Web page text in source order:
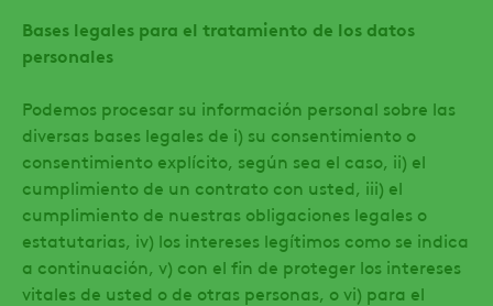
Bases legales para el tratamiento de los datos
personales
Podemos procesar su información personal sobre las
diversas bases legales de i) su consentimiento o
consentimiento explícito, según sea el caso, ii) el
cumplimiento de un contrato con usted, iii) el
cumplimiento de nuestras obligaciones legales o
estatutarias, iv) los intereses legítimos como se indica
a continuación, v) con el fin de proteger los intereses
vitales de usted o de otras personas, o vi) para el